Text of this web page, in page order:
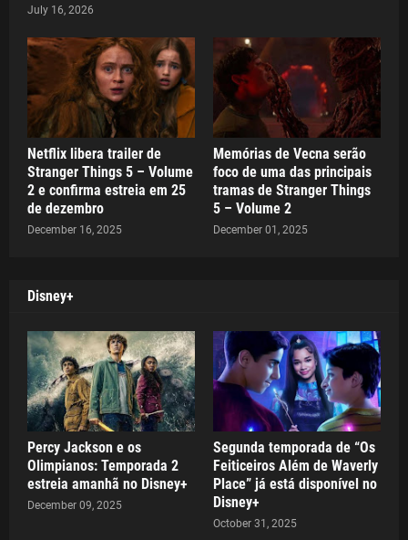
July 16, 2026
Netflix libera trailer de
Stranger Things 5 – Volume
2 e confirma estreia em 25
de dezembro
December 16, 2025
Memórias de Vecna serão
foco de uma das principais
tramas de Stranger Things
5 – Volume 2
December 01, 2025
Disney+
Percy Jackson e os
Olimpianos: Temporada 2
estreia amanhã no Disney+
December 09, 2025
Segunda temporada de “Os
Feiticeiros Além de Waverly
Place” já está disponível no
Disney+
October 31, 2025